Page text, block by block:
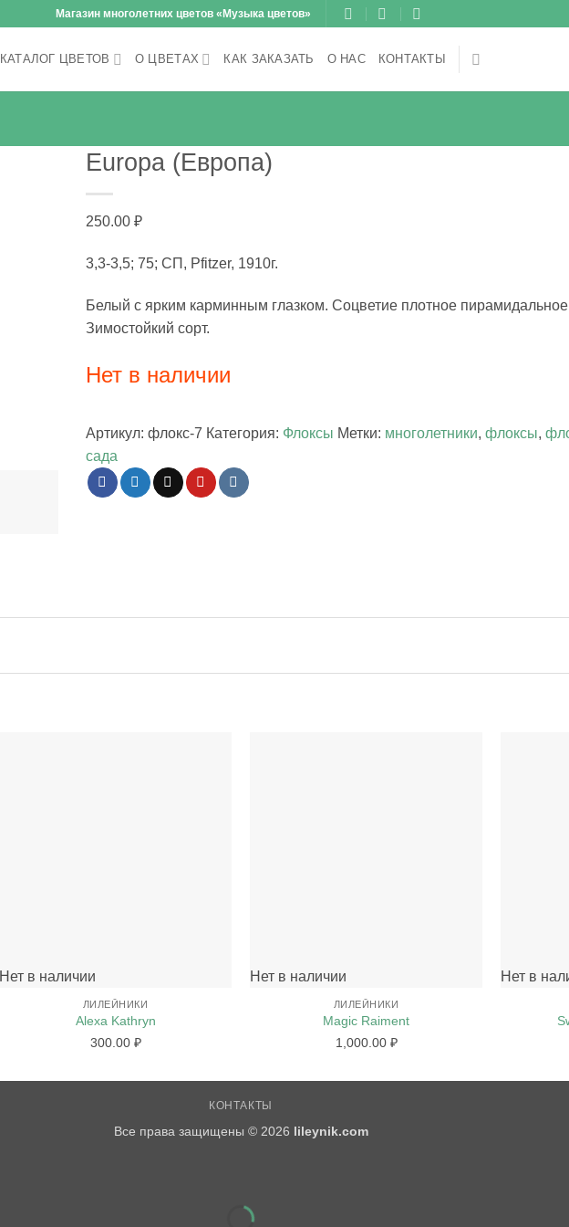
Магазин многолетних цветов «Музыка цветов»
КАТАЛОГ ЦВЕТОВ О ЦВЕТАХ КАК ЗАКАЗАТЬ О НАС КОНТАКТЫ
Europa (Европа)
250.00 ₽
3,3-3,5; 75; CП, Pfitzer, 1910г.
Белый с ярким карминным глазком. Соцветие плотное пирамидальное
Зимостойкий сорт.
Нет в наличии
Артикул: флокс-7 Категория: Флоксы Метки: многолетники, флоксы,
сада
+
Нет в наличии
ЛИЛЕЙНИКИ
Alexa Kathryn
300.00 ₽
+
Нет в наличии
ЛИЛЕЙНИКИ
Magic Raiment
1,000.00 ₽
+
Нет в
КОНТАКТЫ
Все права защищены © 2026 lileynik.com